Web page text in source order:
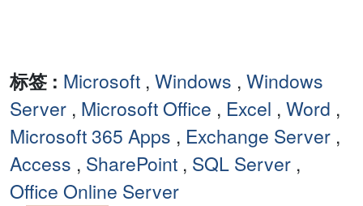
标签 : Microsoft , Windows , Windows
Server , Microsoft Office , Excel , Word ,
Microsoft 365 Apps , Exchange Server ,
Access , SharePoint , SQL Server ,
Office Online Server